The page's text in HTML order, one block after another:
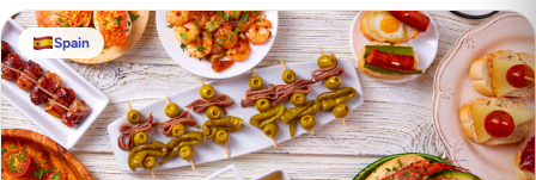
Spain